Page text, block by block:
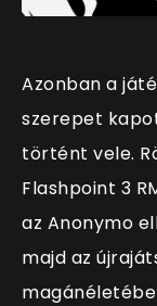
Azonban a
szerepet
történt vele.
Flashpoint 3
az Anonymo
majd az